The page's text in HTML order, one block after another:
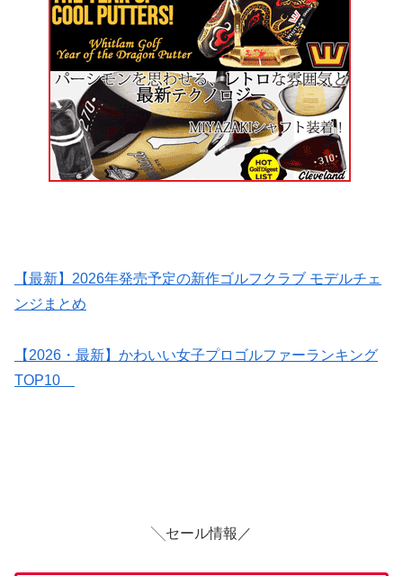
【最新】2026年発売予定の新作ゴルフクラブ モデルチェ
ンジまとめ
【2026・最新】かわいい女子プロゴルファーランキング
TOP10
╲セール情報／